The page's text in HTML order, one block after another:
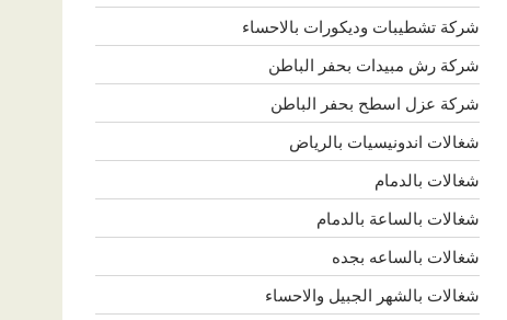
شركة تشطيبات وديكورات بالاحساء
شركة رش مبيدات بحفر الباطن
شركة عزل اسطح بحفر الباطن
شغالات اندونيسيات بالرياض
شغالات بالدمام
شغالات بالساعة بالدمام
شغالات بالساعه بجده
شغالات بالشهر الجبيل والاحساء